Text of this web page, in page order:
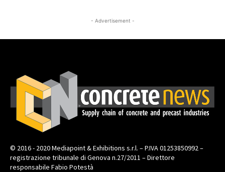
- Advertisement -
© 2016 - 2020 Mediapoint & Exhibitions s.r.l. – P.IVA 01253850992 –
registrazione tribunale di Genova n.27/2011 – Direttore
responsabile Fabio Potestà